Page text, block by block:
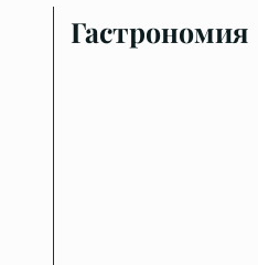
Гастрономия